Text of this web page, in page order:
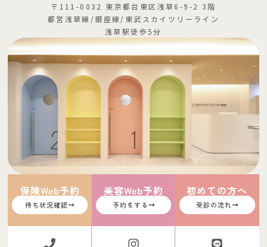
〒111-0032 東京都台東区浅草6-9-2 3階
都営浅草線/銀座線/東武スカイツリーライン
浅草駅徒歩5分
保険Web予約
待ち状況確認
美容Web予約
予約をする
初めての方へ
受診の流れ